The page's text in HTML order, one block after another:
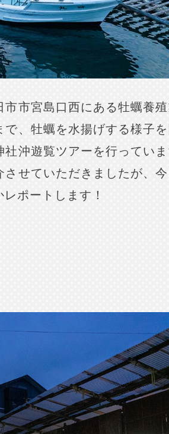
市宮島口西にある牡蠣養
、牡蠣を水揚げする様子
沖遊覧ツアーを行ってい
させていただきましたが、
ポートします！